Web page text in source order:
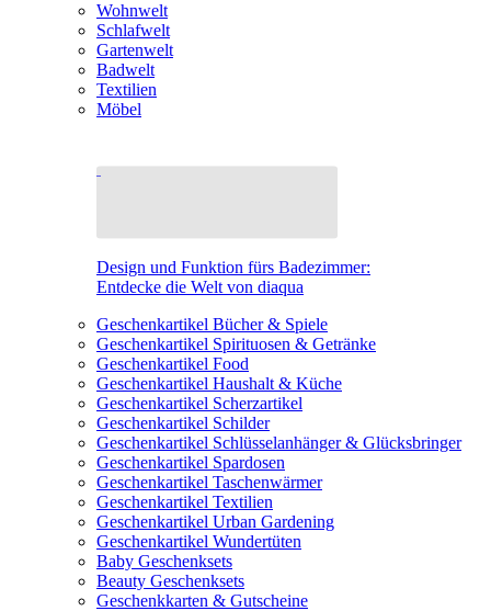
Wohnwelt
Schlafwelt
Gartenwelt
Badwelt
Textilien
Möbel
Design und Funktion fürs Badezimmer:
Entdecke die Welt von diaqua
Geschenkartikel Bücher & Spiele
Geschenkartikel Spirituosen & Getränke
Geschenkartikel Food
Geschenkartikel Haushalt & Küche
Geschenkartikel Scherzartikel
Geschenkartikel Schilder
Geschenkartikel Schlüsselanhänger & Glücksbringer
Geschenkartikel Spardosen
Geschenkartikel Taschenwärmer
Geschenkartikel Textilien
Geschenkartikel Urban Gardening
Geschenkartikel Wundertüten
Baby Geschenksets
Beauty Geschenksets
Geschenkkarten & Gutscheine